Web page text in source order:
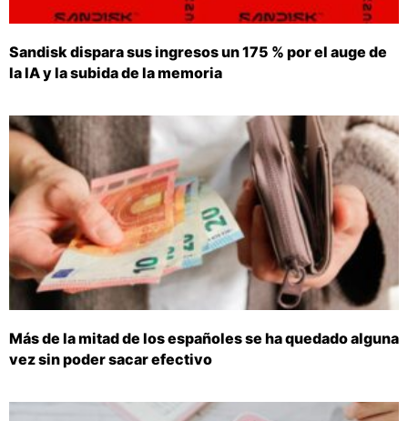
Sandisk dispara sus ingresos un 175 % por el auge de
la IA y la subida de la memoria
Más de la mitad de los españoles se ha quedado alguna
vez sin poder sacar efectivo